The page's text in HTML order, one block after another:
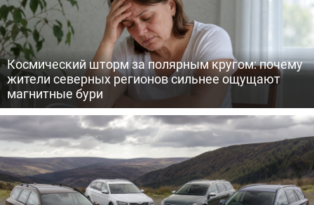
Космический шторм за полярным кругом: почему
жители северных регионов сильнее ощущают
магнитные бури